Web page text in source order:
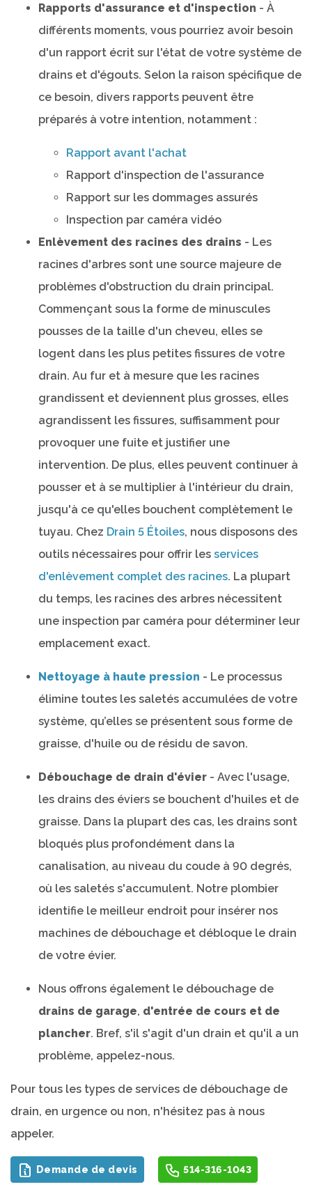
Rapports d'assurance et d'inspection - À
différents moments, vous pourriez avoir besoin
d'un rapport écrit sur l'état de votre système de
drains et d'égouts. Selon la raison spécifique de
ce besoin, divers rapports peuvent être
préparés à votre intention, notamment :
Rapport avant l'achat
Rapport d'inspection de l'assurance
Rapport sur les dommages assurés
Inspection par caméra vidéo
Enlèvement des racines des drains - Les
racines d'arbres sont une source majeure de
problèmes d'obstruction du drain principal.
Commençant sous la forme de minuscules
pousses de la taille d'un cheveu, elles se
logent dans les plus petites fissures de votre
drain. Au fur et à mesure que les racines
grandissent et deviennent plus grosses, elles
agrandissent les fissures, suffisamment pour
provoquer une fuite et justifier une
intervention. De plus, elles peuvent continuer à
pousser et à se multiplier à l'intérieur du drain,
jusqu'à ce qu'elles bouchent complètement le
tuyau. Chez Drain 5 Étoiles, nous disposons des
outils nécessaires pour offrir les services
d'enlèvement complet des racines. La plupart
du temps, les racines des arbres nécessitent
une inspection par caméra pour déterminer leur
emplacement exact.
Nettoyage à haute pression - Le processus
élimine toutes les saletés accumulées de votre
système, qu’elles se présentent sous forme de
graisse, d'huile ou de résidu de savon.
Débouchage de drain d'évier - Avec l'usage,
les drains des éviers se bouchent d'huiles et de
graisse. Dans la plupart des cas, les drains sont
bloqués plus profondément dans la
canalisation, au niveau du coude à 90 degrés,
où les saletés s'accumulent. Notre plombier
identifie le meilleur endroit pour insérer nos
machines de débouchage et débloque le drain
de votre évier.
Nous offrons également le débouchage de
drains de garage, d'entrée de cours et de
plancher. Bref, s'il s'agit d'un drain et qu'il a un
problème, appelez-nous.
Pour tous les types de services de débouchage de
drain, en urgence ou non, n'hésitez pas à nous
appeler.
Demande de devis 514-316-1043